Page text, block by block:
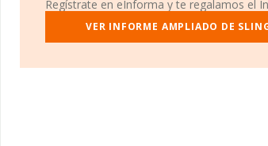
Industrial S.A; algunas de las empresas que
Em Home Andalucia W&y S.LySabater
ranking nacional pasando de la posición
Gatica S.Lcomo mejores empresas antes de
Regístrate en eInforma y te regalamos el
VER INFORME AMPLIADO DE